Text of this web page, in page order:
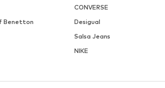
CONVERSE
Benetton
Desigual
Salsa Jeans
NIKE